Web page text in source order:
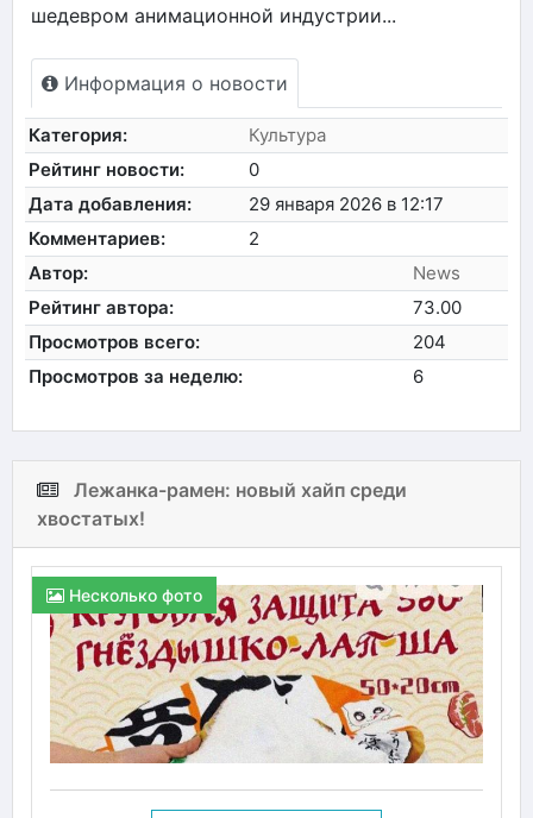
шедевром анимационной индустрии...
Информация о новости
Категория:
Культура
Рейтинг новости:
0
Дата добавления:
29 января 2026 в 12:17
Комментариев:
2
Автор:
News
Рейтинг автора:
73.00
Просмотров всего:
204
Просмотров за неделю:
6
Лежанка-рамен: новый хайп среди
хвостатых!
Несколько фото